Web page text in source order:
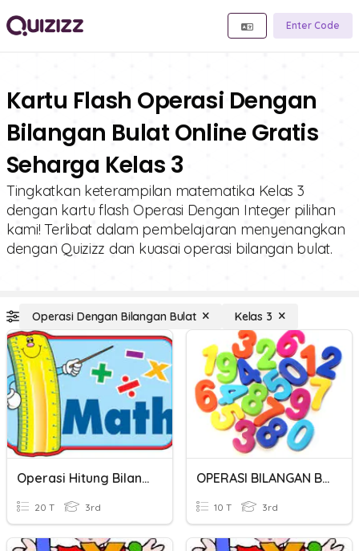
Enter Code
Kartu Flash Operasi Dengan
Bilangan Bulat Online Gratis
Seharga Kelas 3
Tingkatkan keterampilan matematika Kelas 3
dengan kartu flash Operasi Dengan Integer pilihan
kami! Terlibat dalam pembelajaran menyenangkan
dengan Quizizz dan kuasai operasi bilangan bulat.
Operasi Dengan Bilangan Bulat Kelas 3
Operasi Hitung Bilangan Bulat
20 T 3rd
OPERASI BILANGAN BULAT
10 T 3rd